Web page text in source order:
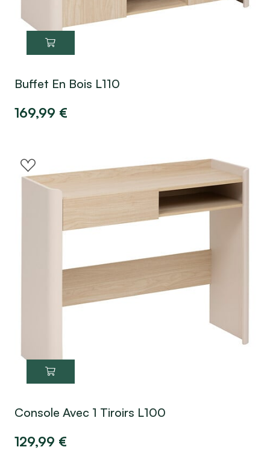
Buffet En Bois L110
169,99 €
Console Avec 1 Tiroirs L100
129,99 €